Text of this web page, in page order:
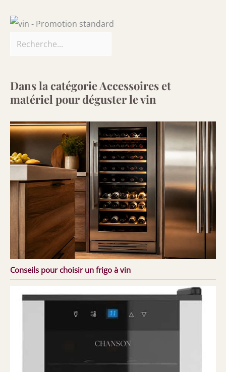
Dans la catégorie Accessoires et
matériel pour déguster le vin
Conseils pour choisir un frigo à vin